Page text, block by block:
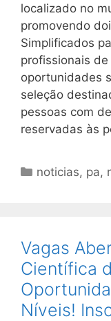
localizado no
promovendo
Simplificados
profissionais
oportunidades
seleção
pessoas com
reservadas às
Categorias
noticias, pa,
Vagas
Científica
Níveis!